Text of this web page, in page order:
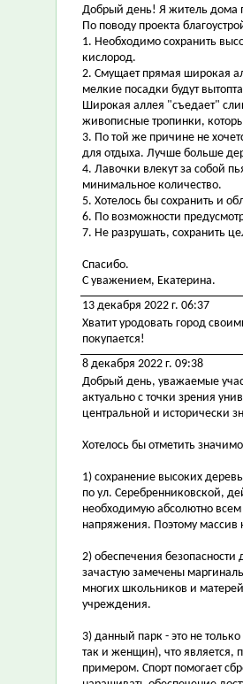
Добрый день! Я житель дома
По поводу проекта
1. Необходимо сохранить
кислород.
2. Смущает прямая широкая
мелкие посадки будут
Широкая аллея "съедает"
живописные тропинки,
3. По той же причине не
для отдыха. Лучше больше
4. Лавочки влекут за собой
минимальное количество.
5. Хотелось бы сохранить и
6. По возможности
7. Не разрушать, сохранить
Спасибо.
С уважением, Екатерина.
13 декабря 2022 г. 06:37
Хватит уродовать город
покупается!
8 декабря 2022 г. 09:38
Добрый день, уважаемые
актуально с точки зрения
центральной и исторически
Хотелось бы отметить
1) сохранение высоких
по ул. Серебренниковской,
необходимую абсолютно
напряжения. Поэтому массив
2) обеспечения
зачастую замечены
многих школьников и
учреждения.
3) данный парк - это не
так и женщин), что
примером. Спорт помогает